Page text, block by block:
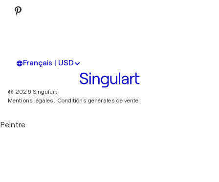
Français | USD
© 2026 Singulart
Mentions légales. Conditions générales de vente
Peintre